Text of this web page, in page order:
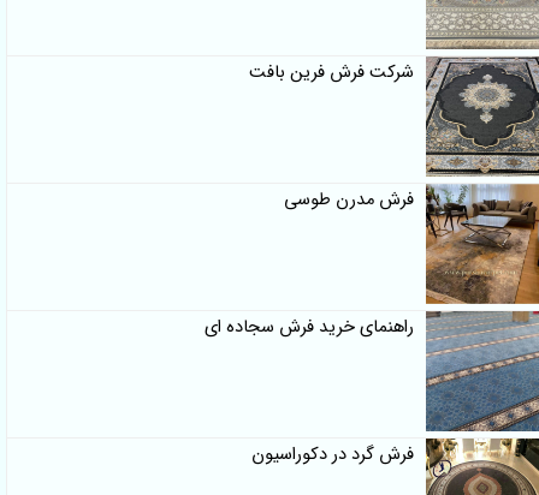
شرکت فرش فرین بافت
فرش مدرن طوسی
راهنمای خرید فرش سجاده ای
فرش گرد در دکوراسیون